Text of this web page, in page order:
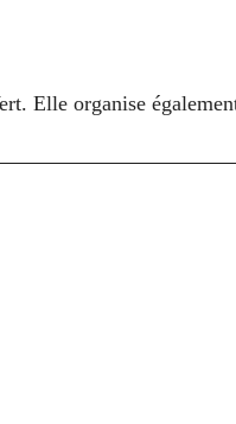
Elle organise